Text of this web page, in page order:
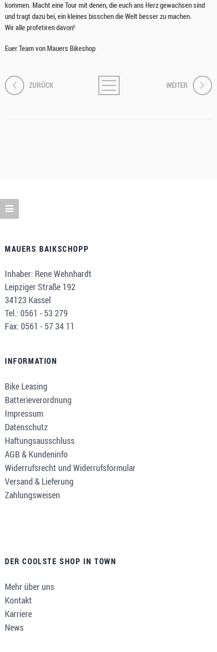
kommen. Macht eine Tour mit denen, die euch ans Herz gewachsen sind
und tragt dazu bei, ein kleines bisschen die Welt besser zu machen.
Wir alle profetiren davon!
Euer Team von Mauers Bikeshop
ZURÜCK WEITER
MAUERS BAIKSCHOPP
Inhaber: Rene Wehnhardt
Leipziger Straße 192
34123 Kassel
Tel.: 0561 - 53 279
Fax: 0561 - 57 34 11
INFORMATION
Bike Leasing
Batterieverordnung
Impressum
Datenschutz
Haftungsausschluss
AGB & Kundeninfo
Widerrufsrecht und Widerrufsformular
Versand & Lieferung
Zahlungsweisen
DER COOLSTE SHOP IN TOWN
Mehr über uns
Kontakt
Karriere
News